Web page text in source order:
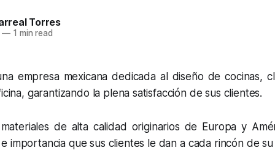
Torres
—1 min read
empresa mexicana dedicada al diseño de cocinas,
garantizando la plena satisfacción de sus clientes.
de alta calidad originarios de Europa y
importancia que sus clientes le dan a cada rincón de